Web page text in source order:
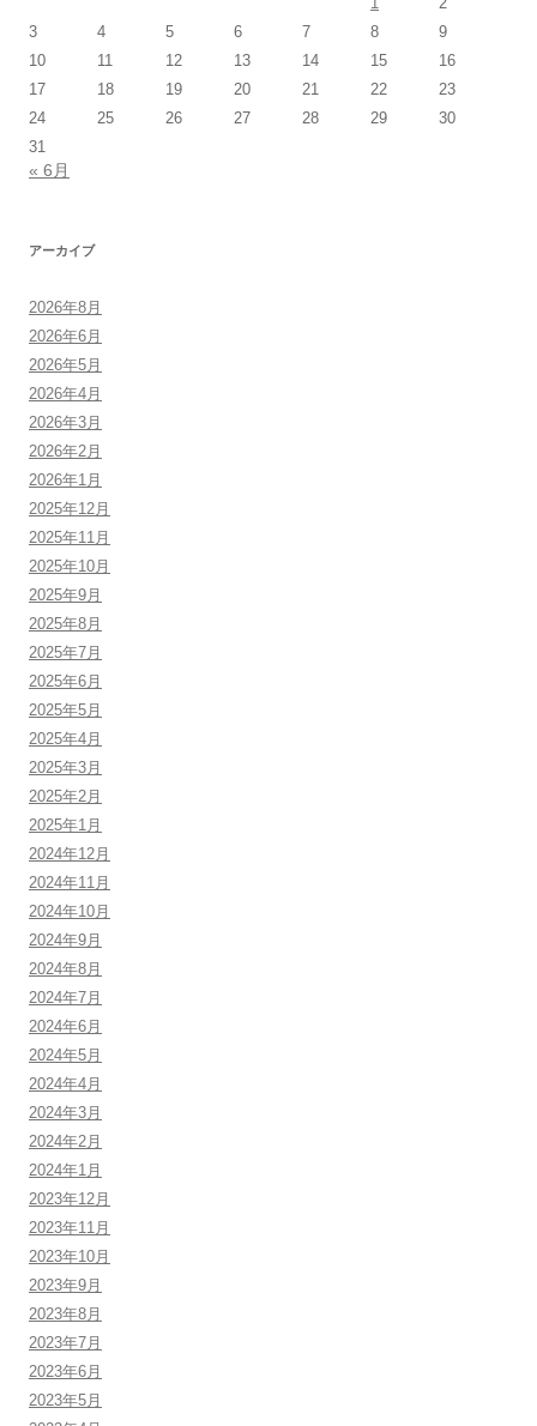
3
4 5 6 7 8
9
10
11 12 13 14 15
16
17
18 19 20 21 22
23
24
25 26 27 28 29
30
31
« 6月
アーカイブ
2026年8月
2026年6月
2026年5月
2026年4月
2026年3月
2026年2月
2026年1月
2025年12月
2025年11月
2025年10月
2025年9月
2025年8月
2025年7月
2025年6月
2025年5月
2025年4月
2025年3月
2025年2月
2025年1月
2024年12月
2024年11月
2024年10月
2024年9月
2024年8月
2024年7月
2024年6月
2024年5月
2024年4月
2024年3月
2024年2月
2024年1月
2023年12月
2023年11月
2023年10月
2023年9月
2023年8月
2023年7月
2023年6月
2023年5月